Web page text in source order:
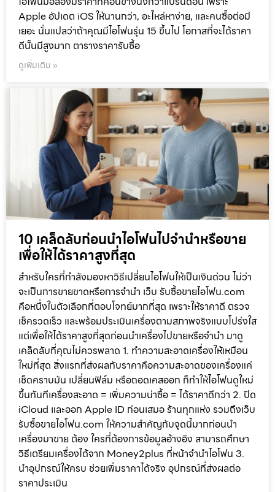
Apple อัปเดต iOS ให้นานกว่า, อะไหล่หาง่าย, และคนซื้อต่อมี
เยอะ นั่นแปลว่าถ้าคุณมีไอโฟนรุ่น 15 ขึ้นไป โอกาสที่จะได้ราคา
ดีนั้นมีสูงมาก ตารางราคารับซื้อ
ดูเพิ่มเติม »
10 เคล็ดลับก่อนนำไอโฟนไปจำนำหรือขาย
เพื่อให้ได้ราคาสูงที่สุด
สำหรับใครที่กำลังมองหาวิธีเปลี่ยนไอโฟนให้เป็นเงินด่วน ไม่ว่า
จะเป็นการขายขาดหรือการจำนำ เว็บ รับซื้อขายไอโฟน.com
คือหนึ่งในตัวเลือกที่ตอบโจทย์มากที่สุด เพราะให้ราคาดี ตรวจ
เช็ครวดเร็ว และพร้อมประเมินเครื่องตามสภาพจริงแบบโปร่งใส
แต่เพื่อให้ได้ราคาสูงที่สุดก่อนนำเครื่องไปขายหรือจำนำ มาดู
เคล็ดลับที่คุณไม่ควรพลาด 1. ทำความสะอาดเครื่องให้เหมือน
ใหม่ที่สุด สิ่งแรกที่ส่งผลกับราคาคือความสะอาดของเครื่องแค่
เช็ดคราบมัน เปลี่ยนฟิล์ม หรือถอดเคสออก ก็ทำให้ไอโฟนดูใหม่
ขึ้นทันทีเครื่องสะอาด = เพิ่มความน่าซื้อ = ได้ราคาดีกว่า 2. ปิด
iCloud และออก Apple ID ก่อนเสมอ ร้านทุกแห่ง รวมถึงเว็บ
รับซื้อขายไอโฟน.com ให้ความสำคัญกับจุดนี้มากก่อนนำ
เครื่องมาขาย ต้อง ใครที่ต้องการข้อมูลอ้างอิง สามารถศึกษา
วิธีเตรียมเครื่องได้จาก Money2plus ที่หน้าจำนำไอโฟน 3.
นำอุปกรณ์ให้ครบ ช่วยเพิ่มราคาได้จริง อุปกรณ์ที่ส่งผลต่อ
ราคาประเมิน